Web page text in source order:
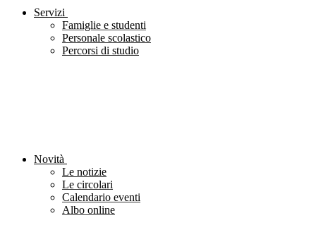
Servizi
Famiglie e studenti
Personale scolastico
Percorsi di studio
Novità
Le notizie
Le circolari
Calendario eventi
Albo online